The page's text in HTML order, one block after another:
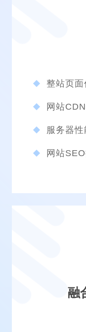
整站页
网站
服务器
网站
融